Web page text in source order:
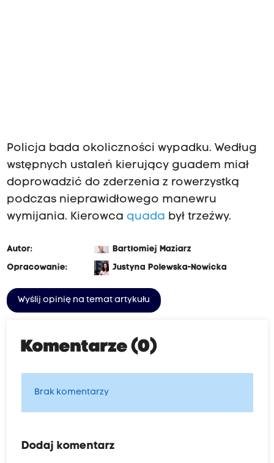
Policja bada okoliczności wypadku. Według
wstępnych ustaleń kierujący guadem miał
doprowadzić do zderzenia z rowerzystką
podczas nieprawidłowego manewru
wymijania. Kierowca quada był trzeźwy.
Autor:
Bartłomiej Maziarz
Opracowanie:
Justyna Polewska-Nowicka
Wyślij opinię na temat artykułu
Komentarze (0)
Brak komentarzy
Dodaj komentarz